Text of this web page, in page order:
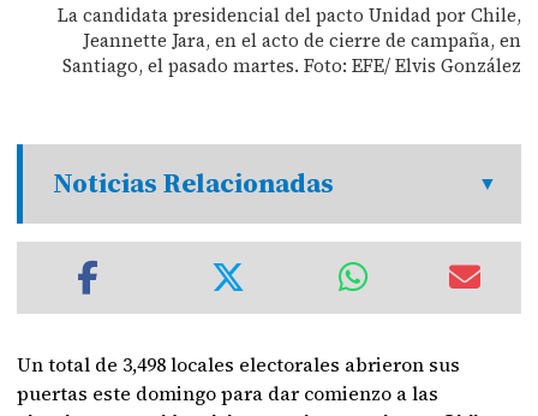
La candidata presidencial del pacto Unidad por Chile,
Jeannette Jara, en el acto de cierre de campaña, en
Santiago, el pasado martes. Foto: EFE/ Elvis González
Noticias Relacionadas
Un total de 3,498 locales electorales abrieron sus
puertas este domingo para dar comienzo a las